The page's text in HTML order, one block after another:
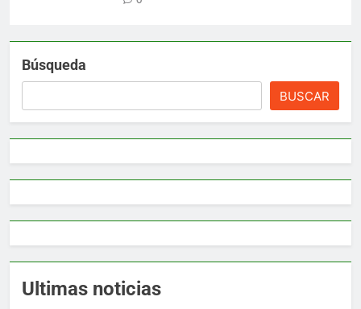
Búsqueda
BUSCAR
Ultimas noticias